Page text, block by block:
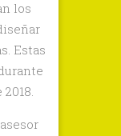
los
Estas